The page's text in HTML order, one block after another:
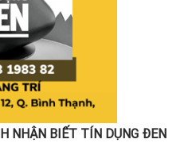
NHẬN BIẾT TÍN DỤNG ĐEN